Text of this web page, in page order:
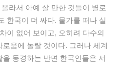
라서 아예 살 만한 것들이 별로
한국이 더 싸다. 물가를 떠나 실
이 없어 보이고, 오히려 다수의
움에 놀랄 것이다. 그러나 세계
동경하는 반면 한국인들은 서